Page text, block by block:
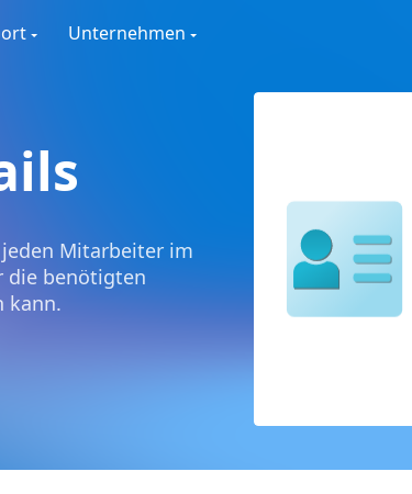
Unternehmen
Mitarbeiter im
die benötigten
kann.